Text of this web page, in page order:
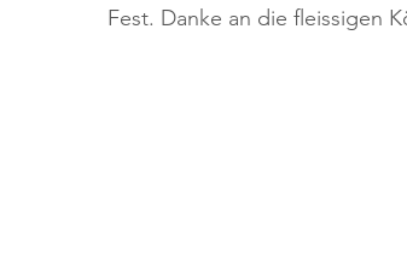
Fest. Danke an die fleissigen